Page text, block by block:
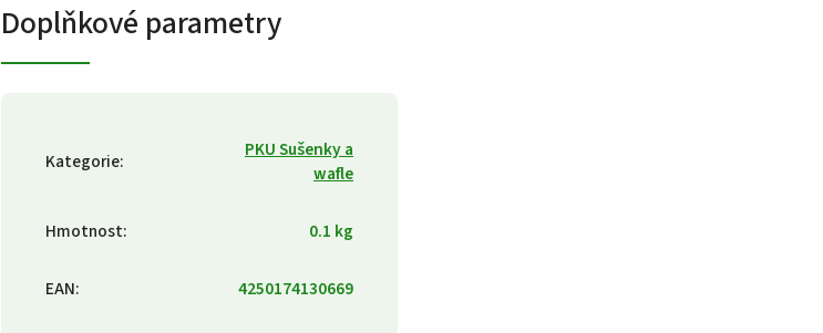
Doplňkové parametry
Kategorie:
PKU Sušenky a
wafle
Hmotnost: 0.1 kg
EAN: 4250174130669